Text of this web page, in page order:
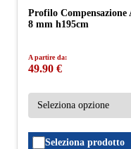
Profilo Compensazione
8 mm h195cm
A partire da:
49.90 €
Seleziona prodotto